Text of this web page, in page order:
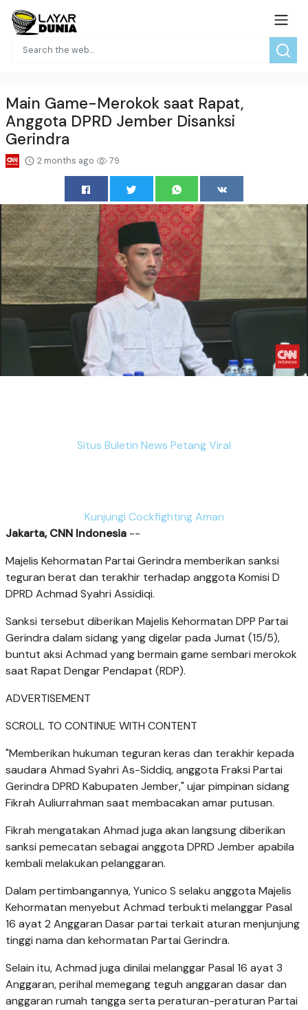
Main Game-Merokok saat Rapat,
Anggota DPRD Jember Disanksi
Gerindra
2 months ago 79
Situs Buletin News Petang Viral
Kunjungi Cockfighting Aman
Jakarta, CNN Indonesia --
Majelis Kehormatan Partai Gerindra memberikan sanksi
teguran berat dan terakhir terhadap anggota Komisi D
DPRD Achmad Syahri Assidiqi.
Sanksi tersebut diberikan Majelis Kehormatan DPP Partai
Gerindra dalam sidang yang digelar pada Jumat (15/5),
buntut aksi Achmad yang bermain game sembari merokok
saat Rapat Dengar Pendapat (RDP).
ADVERTISEMENT
SCROLL TO CONTINUE WITH CONTENT
"Memberikan hukuman teguran keras dan terakhir kepada
saudara Ahmad Syahri As-Siddiq, anggota Fraksi Partai
Gerindra DPRD Kabupaten Jember," ujar pimpinan sidang
Fikrah Auliurrahman saat membacakan amar putusan.
Fikrah mengatakan Ahmad juga akan langsung diberikan
sanksi pemecatan sebagai anggota DPRD Jember apabila
kembali melakukan pelanggaran.
Dalam pertimbangannya, Yunico S selaku anggota Majelis
Kehormatan menyebut Achmad terbukti melanggar Pasal
16 ayat 2 Anggaran Dasar partai terkait aturan menjunjung
tinggi nama dan kehormatan Partai Gerindra.
Selain itu, Achmad juga dinilai melanggar Pasal 16 ayat 3
Anggaran, perihal memegang teguh anggaran dasar dan
anggaran rumah tangga serta peraturan-peraturan Partai